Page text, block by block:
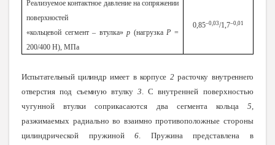
Реализуемое контактное давление на сопряжении
поверхностей
«кольцевой сегмент – втулка»p (нагрузкаР =
200/400 Н), МПа
0,85–0,03/1,7–0,01
Испытательный цилиндр имеет в корпусе 2расточку внутреннего
отверстия под съемную втулку 3. С внутренней поверхностью
чугунной втулки соприкасаются два сегмента кольца 5,
разжимаемых радиально во взаимно противоположные стороны
цилиндрической пружиной6. Пружина представлена в